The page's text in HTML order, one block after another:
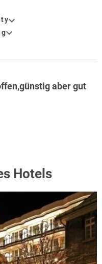
aber gut
Hotels